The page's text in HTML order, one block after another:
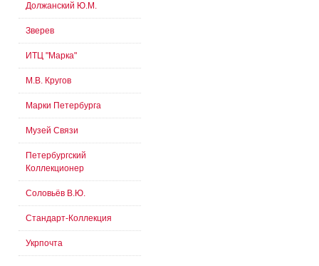
Должанский Ю.М.
Зверев
ИТЦ "Марка"
М.В. Кругов
Марки Петербурга
Музей Связи
Петербургский
Коллекционер
Соловьёв В.Ю.
Стандарт-Коллекция
Укрпочта